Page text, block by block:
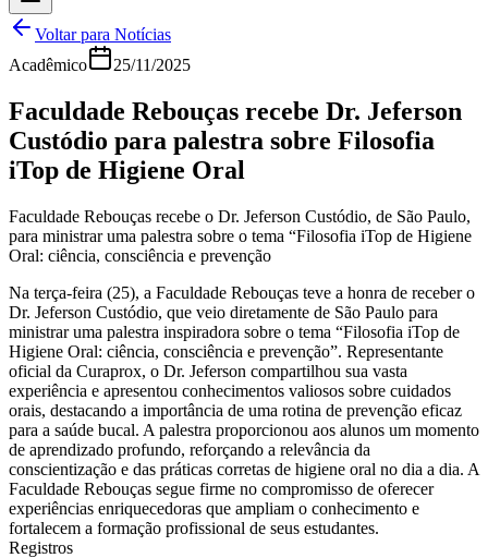
Voltar para Notícias
Acadêmico
25/11/2025
Faculdade Rebouças recebe Dr. Jeferson
Custódio para palestra sobre Filosofia
iTop de Higiene Oral
Faculdade Rebouças recebe o Dr. Jeferson Custódio, de São Paulo,
para ministrar uma palestra sobre o tema “Filosofia iTop de Higiene
Oral: ciência, consciência e prevenção
Na terça-feira (25), a Faculdade Rebouças teve a honra de receber o
Dr. Jeferson Custódio, que veio diretamente de São Paulo para
ministrar uma palestra inspiradora sobre o tema “Filosofia iTop de
Higiene Oral: ciência, consciência e prevenção”. Representante
oficial da Curaprox, o Dr. Jeferson compartilhou sua vasta
experiência e apresentou conhecimentos valiosos sobre cuidados
orais, destacando a importância de uma rotina de prevenção eficaz
para a saúde bucal. A palestra proporcionou aos alunos um momento
de aprendizado profundo, reforçando a relevância da
conscientização e das práticas corretas de higiene oral no dia a dia. A
Faculdade Rebouças segue firme no compromisso de oferecer
experiências enriquecedoras que ampliam o conhecimento e
fortalecem a formação profissional de seus estudantes.
Registros